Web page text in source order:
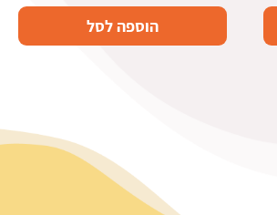
הוספה לסל